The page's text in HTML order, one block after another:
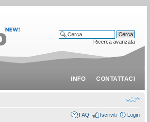
INFO CONTATTACI
Ricerca avanzata
FAQ Iscriviti Login